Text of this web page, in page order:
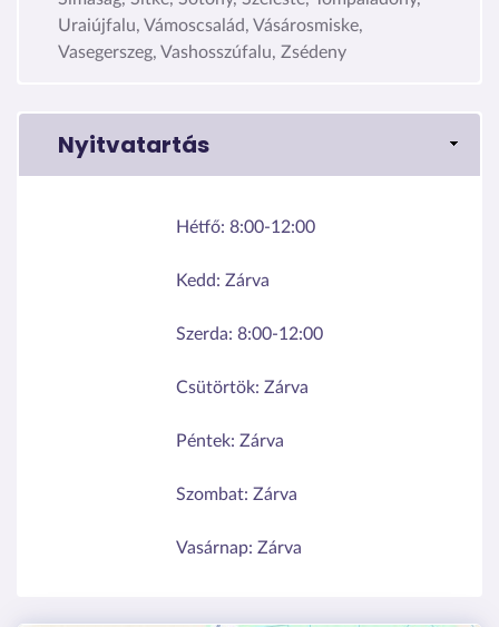
Uraiújfalu, Vámoscsalád, Vásárosmiske,
Vasegerszeg, Vashosszúfalu, Zsédeny
Nyitvatartás
Hétfő: 8:00-12:00
Kedd: Zárva
Szerda: 8:00-12:00
Csütörtök: Zárva
Péntek: Zárva
Szombat: Zárva
Vasárnap: Zárva